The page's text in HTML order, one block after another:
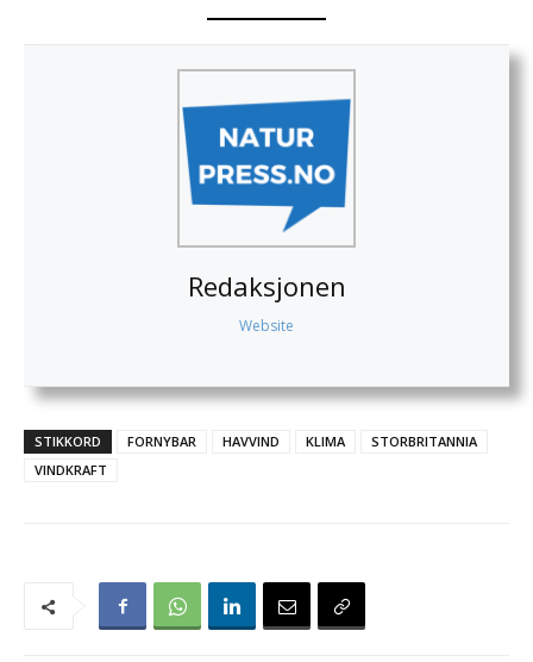
Redaksjonen
Website
STIKKORD FORNYBAR HAVVIND KLIMA
STORBRITANNIA
VINDKRAFT